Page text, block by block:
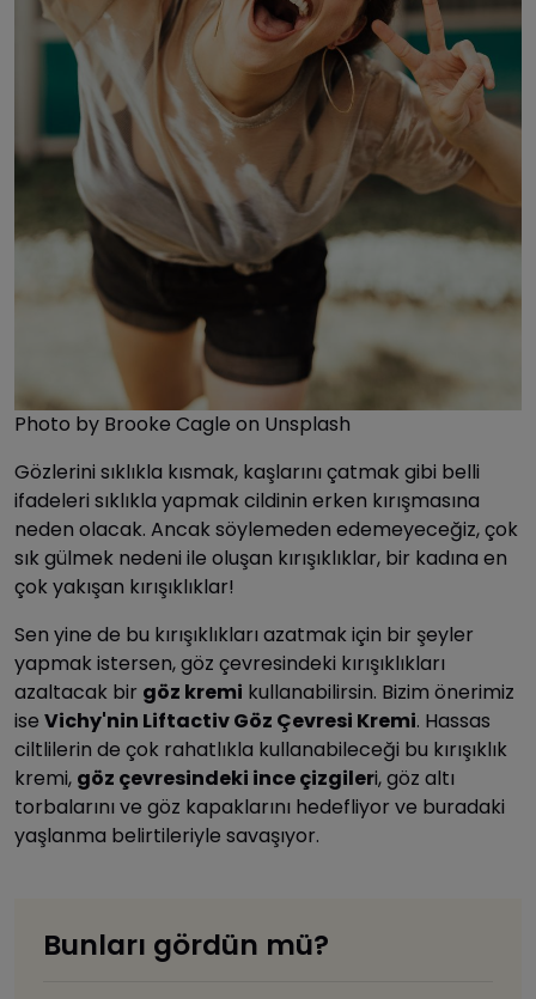
Photo by Brooke Cagle on Unsplash
Gözlerini sıklıkla kısmak, kaşlarını çatmak gibi belli
ifadeleri sıklıkla yapmak cildinin erken kırışmasına
neden olacak. Ancak söylemeden edemeyeceğiz, çok
sık gülmek nedeni ile oluşan kırışıklıklar, bir kadına en
çok yakışan kırışıklıklar!
Sen yine de bu kırışıklıkları azatmak için bir şeyler
yapmak istersen, göz çevresindeki kırışıklıkları
azaltacak bir göz kremi kullanabilirsin. Bizim önerimiz
ise Vichy'nin Liftactiv Göz Çevresi Kremi. Hassas
ciltlilerin de çok rahatlıkla kullanabileceği bu kırışıklık
kremi, göz çevresindeki ince çizgileri, göz altı
torbalarını ve göz kapaklarını hedefliyor ve buradaki
yaşlanma belirtileriyle savaşıyor.
Bunları gördün mü?